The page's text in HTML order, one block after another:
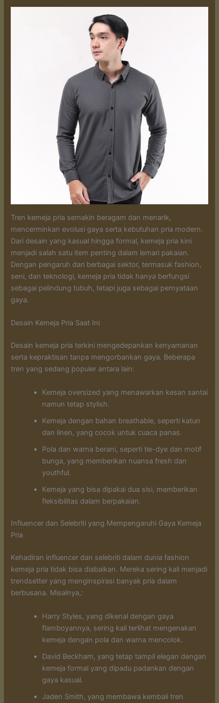
Tren kemeja pria semakin beragam dan menarik,
mencerminkan evolusi gaya serta kebutuhan pria modern.
Dari desain yang kasual hingga formal, kemeja pria kini
menjadi salah satu item penting dalam lemari pakaian.
Dengan pengaruh dari berbagai sektor, termasuk fashion,
seni, dan teknologi, kemeja pria tidak hanya berfungsi
sebagai pelindung tubuh, tetapi juga sebagai pernyataan
gaya.
Desain Kemeja Pria Saat Ini
Desain kemeja pria terkini mengedepankan kenyamanan
serta kepraktisan tanpa mengorbankan gaya. Beberapa
tren yang sedang populer antara lain:
Kemeja oversized yang menawarkan kesan santai
namun tetap stylish.
Kemeja dengan bahan breathable, seperti katun
dan linen, yang cocok untuk cuaca panas.
Pola dan warna berani, seperti tie-dye dan motif
bunga, yang memberikan nuansa fresh dan
youthful.
Kemeja yang bisa dipakai dua sisi, memberikan
fleksibilitas dalam berpakaian.
Influencer dan Selebriti yang Mempengaruhi Gaya Kemeja
Pria
Kehadiran influencer dan selebriti dalam dunia fashion
kemeja pria tidak bisa diabaikan. Mereka sering kali menjadi
trendsetter yang menginspirasi banyak pria dalam
berbusana. Misalnya,:
Harry Styles, yang dikenal dengan gaya
flamboyannya, sering kali terlihat mengenakan
kemeja dengan pola dan warna mencolok.
David Beckham, yang tetap tampil elegan dengan
kemeja formal yang dipadu padankan dengan
gaya kasual.
Jaden Smith, yang membawa kembali tren